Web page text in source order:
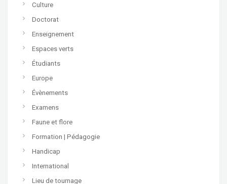
Culture
Doctorat
Enseignement
Espaces verts
Étudiants
Europe
Évènements
Examens
Faune et flore
Formation | Pédagogie
Handicap
International
Lieu de tournage